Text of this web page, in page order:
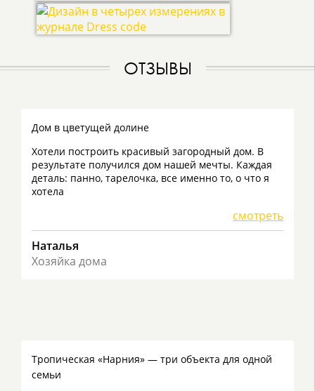
ОТЗЫВЫ
Дом в цветущей долине
Хотели построить красивый загородный дом. В
результате получился дом нашей мечты. Каждая
деталь: панно, тарелочка, все именно то, о что я
хотела
смотреть
Наталья
Хозяйка дома
Тропическая «Нарния» — три объекта для одной
семьи